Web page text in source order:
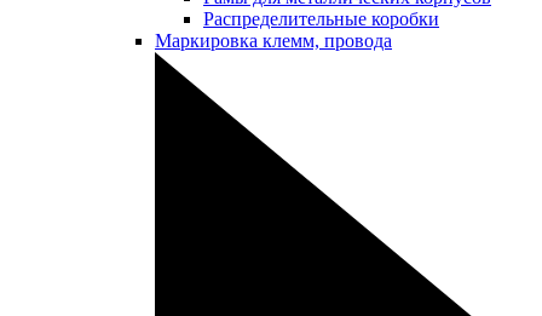
Распределительные коробки
Маркировка клемм, провода